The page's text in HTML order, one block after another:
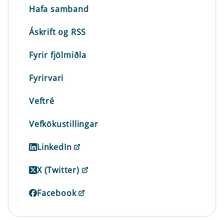
Hafa samband
Áskrift og RSS
Fyrir fjölmiðla
Fyrirvari
Veftré
Vefkökustillingar
LinkedIn
X (Twitter)
Facebook